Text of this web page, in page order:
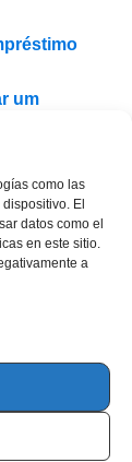
como las
El
datos como el
en este sitio.
a
um
:
las tasas de
más altas